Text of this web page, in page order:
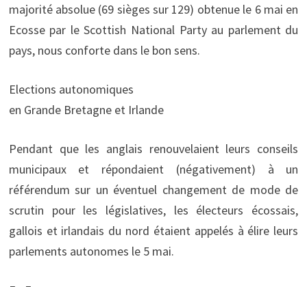
majorité absolue (69 sièges sur 129) obtenue le 6 mai en
Ecosse par le Scottish National Party au parlement du
pays, nous conforte dans le bon sens.
Elections autonomiques
en Grande Bretagne et Irlande
Pendant que les anglais renouvelaient leurs conseils
municipaux et répondaient (négativement) à un
référendum sur un éventuel changement de mode de
scrutin pour les législatives, les électeurs écossais,
gallois et irlandais du nord étaient appelés à élire leurs
parlements autonomes le 5 mai.